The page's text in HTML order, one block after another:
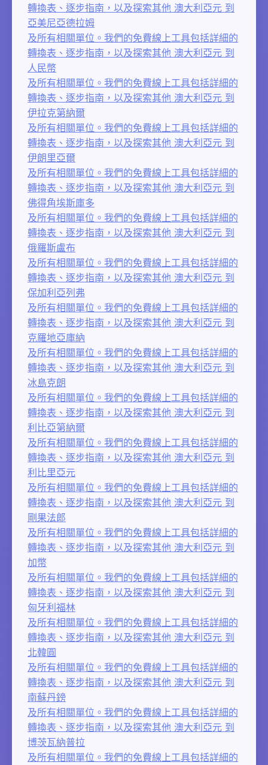
轉換表、逐步指南，以及探索其他 澳大利亞元 到
亞美尼亞德拉姆
及所有相關單位。我們的免費線上工具包括詳細的
轉換表、逐步指南，以及探索其他 澳大利亞元 到
人民幣
及所有相關單位。我們的免費線上工具包括詳細的
轉換表、逐步指南，以及探索其他 澳大利亞元 到
伊拉克第納爾
及所有相關單位。我們的免費線上工具包括詳細的
轉換表、逐步指南，以及探索其他 澳大利亞元 到
伊朗里亞爾
及所有相關單位。我們的免費線上工具包括詳細的
轉換表、逐步指南，以及探索其他 澳大利亞元 到
佛得角埃斯庫多
及所有相關單位。我們的免費線上工具包括詳細的
轉換表、逐步指南，以及探索其他 澳大利亞元 到
俄羅斯盧布
及所有相關單位。我們的免費線上工具包括詳細的
轉換表、逐步指南，以及探索其他 澳大利亞元 到
保加利亞列弗
及所有相關單位。我們的免費線上工具包括詳細的
轉換表、逐步指南，以及探索其他 澳大利亞元 到
克羅地亞庫納
及所有相關單位。我們的免費線上工具包括詳細的
轉換表、逐步指南，以及探索其他 澳大利亞元 到
冰島克朗
及所有相關單位。我們的免費線上工具包括詳細的
轉換表、逐步指南，以及探索其他 澳大利亞元 到
利比亞第納爾
及所有相關單位。我們的免費線上工具包括詳細的
轉換表、逐步指南，以及探索其他 澳大利亞元 到
利比里亞元
及所有相關單位。我們的免費線上工具包括詳細的
轉換表、逐步指南，以及探索其他 澳大利亞元 到
剛果法郎
及所有相關單位。我們的免費線上工具包括詳細的
轉換表、逐步指南，以及探索其他 澳大利亞元 到
加幣
及所有相關單位。我們的免費線上工具包括詳細的
轉換表、逐步指南，以及探索其他 澳大利亞元 到
匈牙利福林
及所有相關單位。我們的免費線上工具包括詳細的
轉換表、逐步指南，以及探索其他 澳大利亞元 到
北韓圓
及所有相關單位。我們的免費線上工具包括詳細的
轉換表、逐步指南，以及探索其他 澳大利亞元 到
南蘇丹鎊
及所有相關單位。我們的免費線上工具包括詳細的
轉換表、逐步指南，以及探索其他 澳大利亞元 到
博茨瓦納普拉
及所有相關單位。我們的免費線上工具包括詳細的